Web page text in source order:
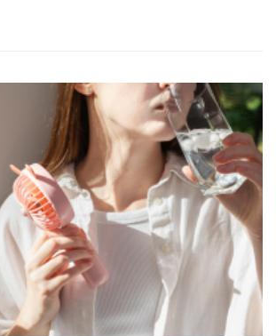
平均風速每秒63公尺，是否成為今年「風
發布海上颱風警報的機率提升。預估下週四
）會是「關鍵時刻」。看法仍相當分歧將持續
科學系兼任副教授吳德榮表示，未來5天向西北
方海面接近。太平洋高壓的勢力變化仍是關鍵
數值模式均有調整修正，後續持續觀察模式的
，中央氣象署表示，週末漸漸進入標準「盛夏
地高溫約32至35度，局部內陸地區可能達36度
午後前往山區也要注意雷陣雨，白天需注意防